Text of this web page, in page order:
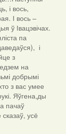
і вось,
І вось –
ў Івацэвічах.
па
і
з
на
добрымі
з вас умее
Яўгена,ды
пачаў
усё